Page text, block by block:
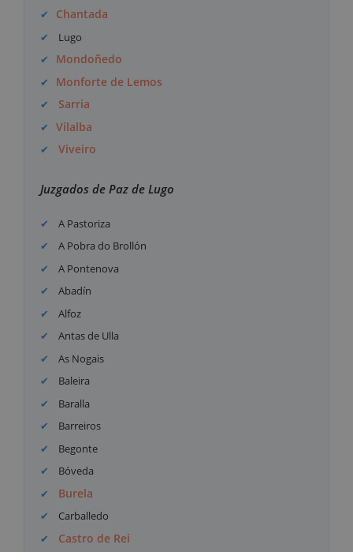
Chantada
Lugo
Mondoñedo
Monforte de Lemos
Sarria
Vilalba
Viveiro
Juzgados de Paz de Lugo
A Pastoriza
A Pobra do Brollón
A Pontenova
Abadín
Alfoz
Antas de Ulla
As Nogais
Baleira
Baralla
Barreiros
Begonte
Bóveda
Burela
Carballedo
Castro de Rei